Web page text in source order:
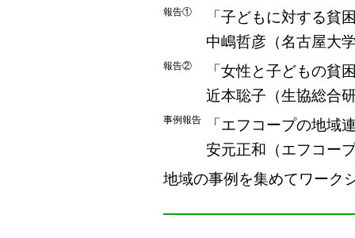
報告①
「子どもに対する貧
中嶋哲彦（名古屋大
報告②
「女性と子どもの貧
近本聡子（生協総合
事例報告
「エフコープの地域
安元正和（エフコー
地域の事例を集めてワーク